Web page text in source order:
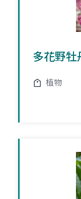
多花野牡
植物